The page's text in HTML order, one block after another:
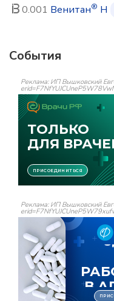
0.001 Венитан® Н
События
Реклама: ИП Вышковский
Реклама: ИП Вышковский